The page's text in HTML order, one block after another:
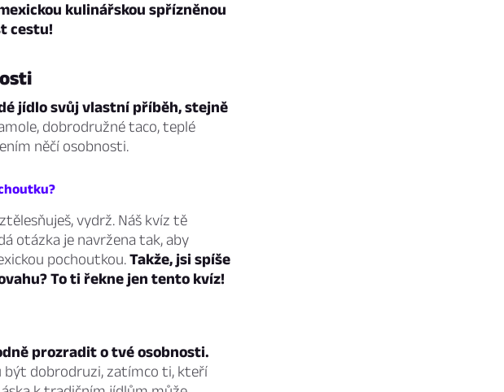
kulinářskou spřízněnou
cestu!
jídlo svůj vlastní příběh, stejně
dobrodružné taco, teplé
něčí osobnosti.
vydrž. Náš kvíz tě
otázka je navržena tak, aby
pochoutkou.Takže, jsi spíše
To ti řekne jen tento kvíz!
prozradit o tvé osobnosti.
být dobrodruzi, zatímco ti, kteří